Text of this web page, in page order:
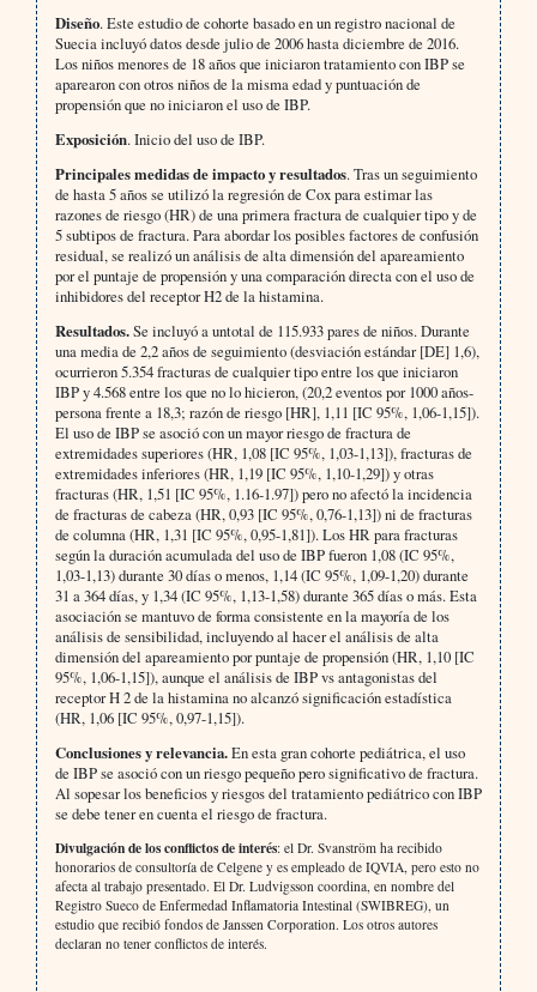
Diseño. Este estudio de cohorte basado en un registro nacional de
Suecia incluyó datos desde julio de 2006 hasta diciembre de 2016.
Los niños menores de 18 años que iniciaron tratamiento con IBP se
aparearon con otros niños de la misma edad y puntuación de
propensión que no iniciaron el uso de IBP.
Exposición. Inicio del uso de IBP.
Principales medidas de impacto y resultados. Tras un seguimiento
de hasta 5 años se utilizó la regresión de Cox para estimar las
razones de riesgo (HR) de una primera fractura de cualquier tipo y de
5 subtipos de fractura. Para abordar los posibles factores de confusión
residual, se realizó un análisis de alta dimensión del apareamiento
por el puntaje de propensión y una comparación directa con el uso de
inhibidores del receptor H2 de la histamina.
Resultados.Se incluyó a untotal de 115.933 pares de niños. Durante
una media de 2,2 años de seguimiento (desviación estándar [DE] 1,6),
ocurrieron 5.354 fracturas de cualquier tipo entre los que iniciaron
IBP y 4.568 entre los que no lo hicieron, (20,2 eventos por 1000 años-
persona frente a 18,3; razón de riesgo [HR], 1,11 [IC 95%, 1,06-1,15]).
El uso de IBP se asoció con un mayor riesgo de fractura de
extremidades superiores (HR, 1,08 [IC 95%, 1,03-1,13]), fracturas de
extremidades inferiores (HR, 1,19 [IC 95%, 1,10-1,29]) y otras
fracturas (HR, 1,51 [IC 95%, 1.16-1.97]) pero no afectó la incidencia
de fracturas de cabeza (HR, 0,93 [IC 95%, 0,76-1,13]) ni de fracturas
de columna (HR, 1,31 [IC 95%, 0,95-1,81]). Los HR para fracturas
según la duración acumulada del uso de IBP fueron 1,08 (IC 95%,
1,03-1,13) durante 30 días o menos, 1,14 (IC 95%, 1,09-1,20) durante
31 a 364 días, y 1,34 (IC 95%, 1,13-1,58) durante 365 días o más. Esta
asociación se mantuvo de forma consistente en la mayoría de los
análisis de sensibilidad, incluyendo al hacer el análisis de alta
dimensión del apareamiento por puntaje de propensión (HR, 1,10 [IC
95%, 1,06-1,15]), aunque el análisis de IBP vs antagonistas del
receptor H 2 de la histamina no alcanzó significación estadística
(HR, 1,06 [IC 95%, 0,97-1,15]).
Conclusiones y relevancia.En esta gran cohorte pediátrica, el uso
de IBP se asoció con un riesgo pequeño pero significativo de fractura.
Al sopesar los beneficios y riesgos del tratamiento pediátrico con IBP
se debe tener en cuenta el riesgo de fractura.
Divulgación de los conflictos de interés: el Dr. Svanström ha recibido
honorarios de consultoría de Celgene y es empleado de IQVIA, pero esto no
afecta al trabajo presentado. El Dr. Ludvigsson coordina, en nombre del
Registro Sueco de Enfermedad Inflamatoria Intestinal (SWIBREG), un
estudio que recibió fondos de Janssen Corporation. Los otros autores
declaran no tener conflictos de interés.